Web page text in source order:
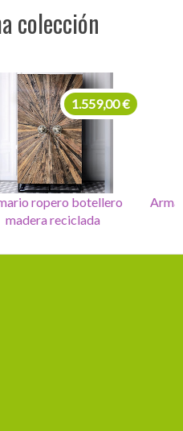
colección
Armario ropero botellero
madera reciclada
1.559,00 €